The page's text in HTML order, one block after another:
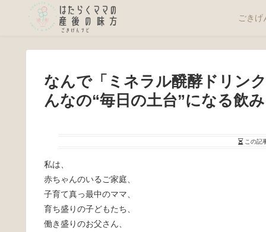
ごき
なんで「ミネラル醗酵ドリン
んなの“毎日の土台”になる飲
この記
私は、
赤ちゃんのいるご家庭、
子育て真っ最中のママ、
育ち盛りの子どもたち、
働き盛りのお父さん、